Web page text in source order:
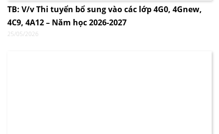
TB: V/v Thi tuyển bổ sung vào các lớp 4G0, 4Gnew,
4C9, 4A12 – Năm học 2026-2027
25/05/2026